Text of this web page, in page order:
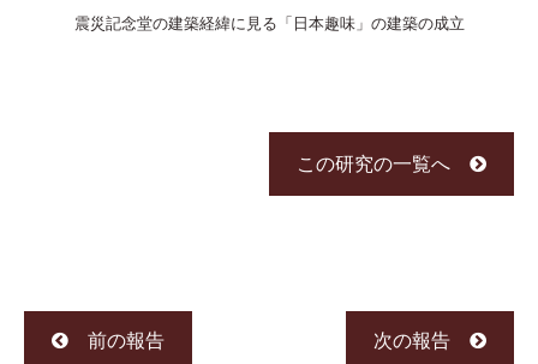
震災記念堂の建築経緯に見る「日本趣味」の建築の成立
この研究の一覧へ
前の報告 次の報告